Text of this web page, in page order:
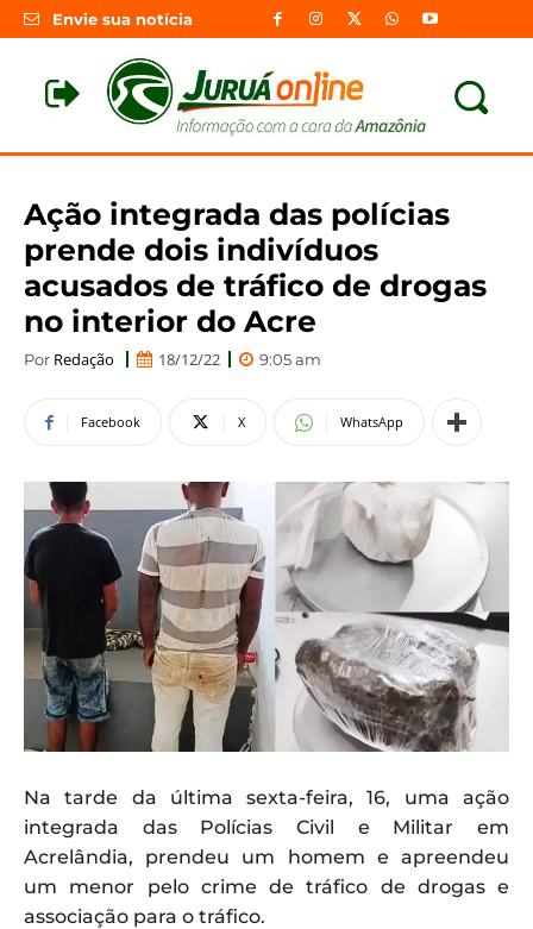
Envie sua notícia
Ação integrada das polícias
prende dois indivíduos
acusados de tráfico de drogas
no interior do Acre
Por Redação 18/12/22 9:05 am
Facebook X WhatsApp
Na tarde da última sexta-feira, 16, uma ação
integrada das Polícias Civil e Militar em
Acrelândia, prendeu um homem e apreendeu
um menor pelo crime de tráfico de drogas e
associação para o tráfico.